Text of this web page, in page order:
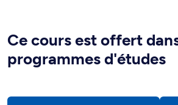
Ce cours est offert
programmes d'études